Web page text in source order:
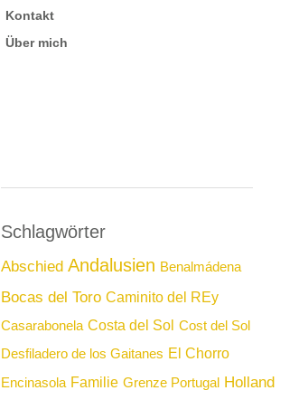
Kontakt
Über mich
Schlagwörter
Abschied Andalusien Benalmádena
Bocas del Toro Caminito del REy
Casarabonela Costa del Sol Cost del Sol
Desfiladero de los Gaitanes El Chorro
Encinasola Familie Grenze Portugal Holland